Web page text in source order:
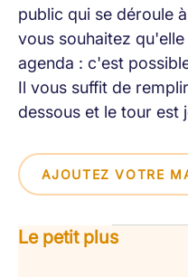
public qui se déroule
vous souhaitez
agenda : c'est
Il vous suffit de
dessous et le tour est
AJOUTEZ VOTRE
Le petit plus